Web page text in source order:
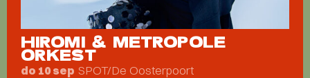
HIROMI & METROPOLE
ORKEST
do 10 sep SPOT/De Oosterpoort